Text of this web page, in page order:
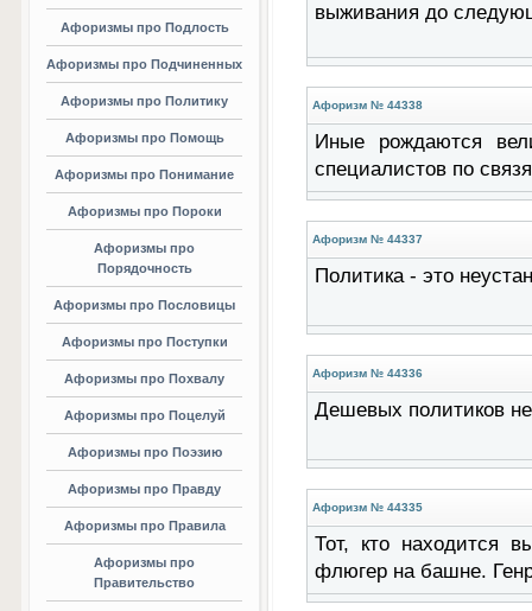
Афоризмы про Подлость
Афоризмы про Подчиненных
Афоризмы про Политику
Афоризмы про Помощь
Афоризмы про Понимание
Афоризмы про Пороки
Афоризмы про
Порядочность
Афоризмы про Пословицы
Афоризмы про Поступки
Афоризмы про Похвалу
Афоризмы про Поцелуй
Афоризмы про Поэзию
Афоризмы про Правду
Афоризмы про Правила
Афоризмы про
Правительство
выживания до
Афоризм № 44338
Иные рождаются
специалистов по
Афоризм № 44337
Политика - это
Афоризм № 44336
Дешевых политиков
Афоризм № 44335
Тот, кто находится
флюгер на башне.